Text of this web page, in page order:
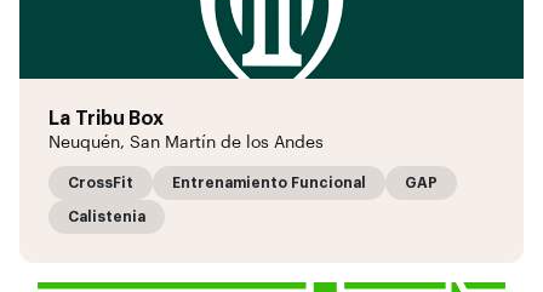
La Tribu Box
Neuquén, San Martín de los Andes
CrossFit Entrenamiento Funcional GAP
Calistenia